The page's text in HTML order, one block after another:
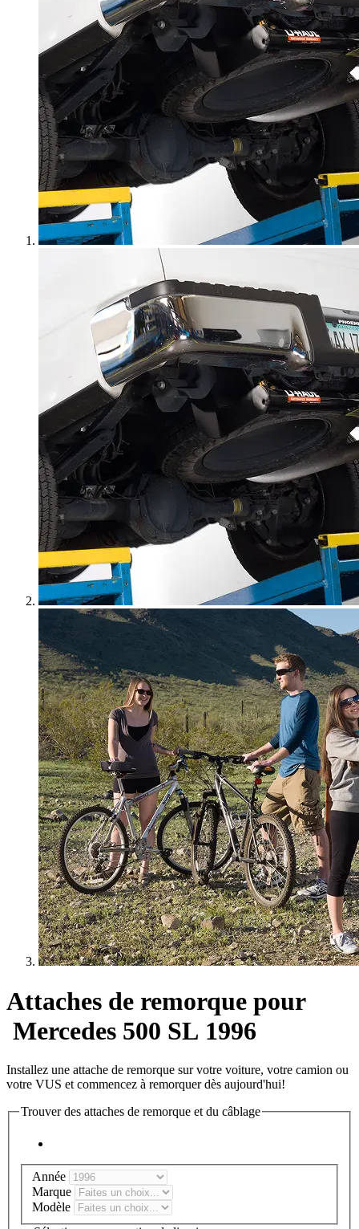
Attaches de remorque pour
Mercedes 500 SL 1996
Installez une attache de remorque sur votre voiture, votre camion ou
votre VUS et commencez à remorquer dès aujourd'hui!
Trouver des attaches de remorque et du câblage
Année
Marque
Modèle